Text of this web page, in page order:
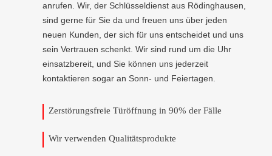
anrufen. Wir, der Schlüsseldienst aus Rödinghausen,
sind gerne für Sie da und freuen uns über jeden
neuen Kunden, der sich für uns entscheidet und uns
sein Vertrauen schenkt. Wir sind rund um die Uhr
einsatzbereit, und Sie können uns jederzeit
kontaktieren sogar an Sonn- und Feiertagen.
Zerstörungsfreie Türöffnung in 90% der Fälle
Wir verwenden Qualitätsprodukte